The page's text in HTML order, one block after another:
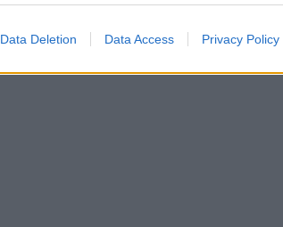
Data Deletion Data Access Privacy Policy